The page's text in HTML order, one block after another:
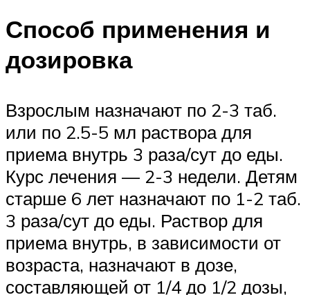
Способ применения и
дозировка
Взрослым назначают по 2-3 таб.
или по 2.5-5 мл раствора для
приема внутрь 3 раза/сут до еды.
Курс лечения — 2-3 недели. Детям
старше 6 лет назначают по 1-2 таб.
3 раза/сут до еды. Раствор для
приема внутрь, в зависимости от
возраста, назначают в дозе,
составляющей от 1/4 до 1/2 дозы,